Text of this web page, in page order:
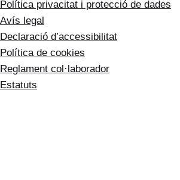
Política privacitat i protecció de dades
Avís legal
Declaració d’accessibilitat
Política de cookies
Reglament col·laborador
Estatuts